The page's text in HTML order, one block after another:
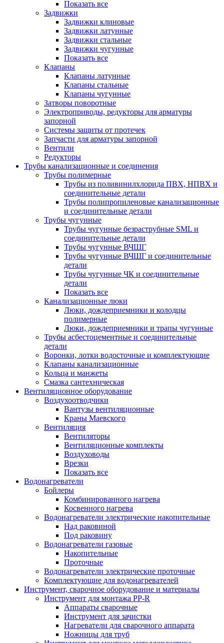
Показать все
Задвижки
Задвижки клиновые
Задвижки латунные
Задвижки стальные
Задвижки чугунные
Показать все
Клапаны
Клапаны латунные
Клапаны стальные
Клапаны чугунные
Затворы поворотные
Электроприводы, редукторы для арматуры
запорной
Системы защиты от протечек
Запчасти для арматуры запорной
Вентили
Редукторы
Трубы канализационные и соединения
Трубы полимерные
Трубы из поливинилхлорида ПВХ, НПВХ и
соединительные детали
Трубы полипропиленовые канализационные
и соединительные детали
Трубы чугунные
Трубы чугунные безраструбные SML и
соединительные детали
Трубы чугунные ВЧШГ
Трубы чугунные ВЧШГ и соединительные
детали
Трубы чугунные ЧК и соединительные
детали
Показать все
Канализационные люки
Люки, дождеприемники и колодцы
полимерные
Люки, дождеприемники и трапы чугунные
Трубы асбестоцементные и соединительные
детали
Воронки, лотки водосточные и комплектующие
Клапаны канализационные
Кольца и манжеты
Смазка сантехническая
Вентиляционное оборудование
Воздухоотводчики
Вантузы вентиляционные
Краны Маевского
Вентиляция
Вентиляторы
Вентиляционные комплекты
Воздуховоды
Врезки
Показать все
Водонагреватели
Бойлеры
Комбинированного нагрева
Косвенного нагрева
Водонагреватели электрические накопительные
Над раковиной
Под раковину
Водонагреватели газовые
Накопительные
Проточные
Водонагреватели электрические проточные
Комплектующие для водонагревателей
Инструмент, сварочное оборудование и материалы
Инструмент для монтажа PP-R
Аппараты сварочные
Инструмент для зачистки
Нагреватели для сварочного аппарата
Ножницы для труб